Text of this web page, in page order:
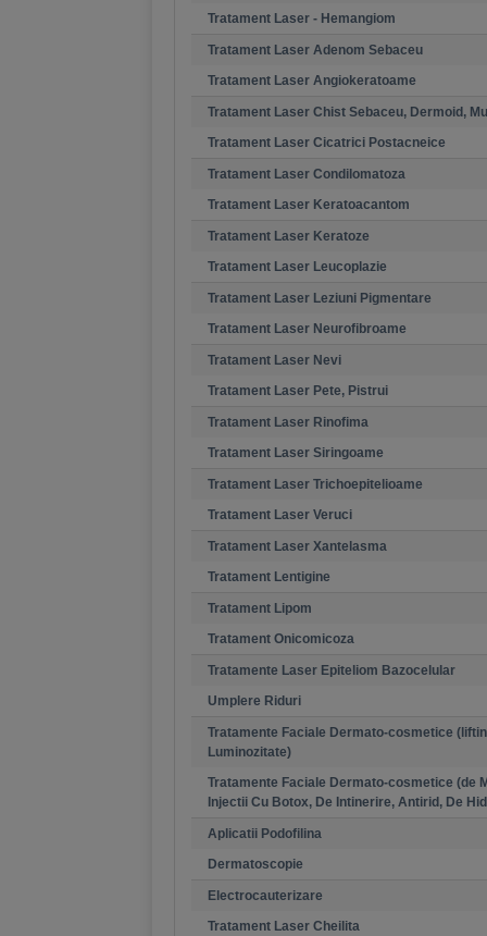
Tratament Laser - Hemangiom
Tratament Laser Adenom Sebaceu
Tratament Laser Angiokeratoame
Tratament Laser Chist Sebaceu, Dermoid,
Tratament Laser Cicatrici Postacneice
Tratament Laser Condilomatoza
Tratament Laser Keratoacantom
Tratament Laser Keratoze
Tratament Laser Leucoplazie
Tratament Laser Leziuni Pigmentare
Tratament Laser Neurofibroame
Tratament Laser Nevi
Tratament Laser Pete, Pistrui
Tratament Laser Rinofima
Tratament Laser Siringoame
Tratament Laser Trichoepitelioame
Tratament Laser Veruci
Tratament Laser Xantelasma
Tratament Lentigine
Tratament Lipom
Tratament Onicomicoza
Tratamente Laser Epiteliom Bazocelular
Umplere Riduri
Tratamente Faciale Dermato-cosmetice
Luminozitate)
Tratamente Faciale Dermato-cosmetice (de
Injectii Cu Botox, De Intinerire, Antirid, De
Aplicatii Podofilina
Dermatoscopie
Electrocauterizare
Tratament Laser Cheilita